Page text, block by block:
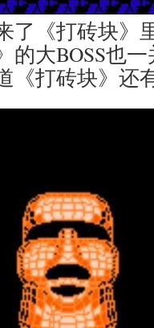
了《打砖块》
的大BOSS也
《打砖块》还